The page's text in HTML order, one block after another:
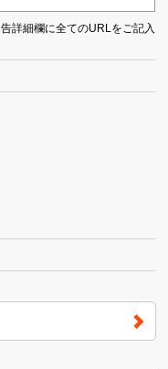
詳細欄に全てのURLをご記入